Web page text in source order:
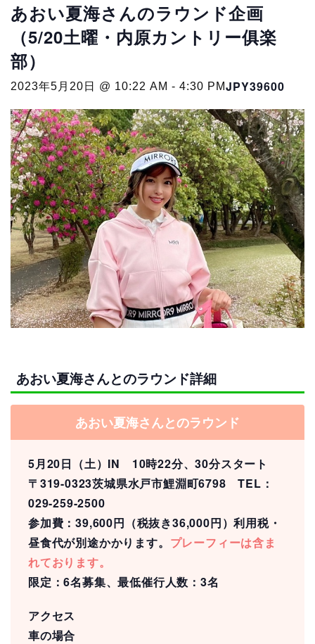
あおい夏海さんのラウンド企画
（5/20土曜・内原カントリー俱楽
部）
2023年5月20日 @ 10:22 AM - 4:30 PMJPY39600
あおい夏海さんとのラウンド詳細
あおい夏海さんとのラウンド
5月20日（土）IN 10時22分、30分スタート
〒319-0323茨城県水戸市鯉淵町6798 TEL：
029-259-2500
参加費：39,600円（税抜き36,000円）利用税・
昼食代が別途かかります。 プレーフィーは含ま
れております。
限定：6名募集、最低催行人数：3名
アクセス
車の場合